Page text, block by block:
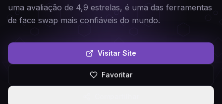
uma avaliação de 4,9 estrelas, é uma das ferramentas
de face swap mais confiáveis do mundo.
Visitar Site
Favoritar